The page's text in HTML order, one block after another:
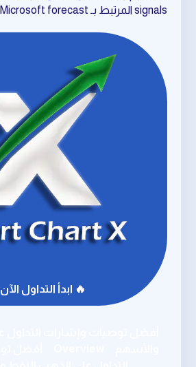
signals المرتبط بـ Microsoft forecast.
🔥 ابدأ التداول الآن